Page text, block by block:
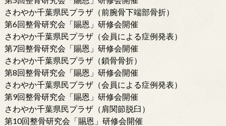
さわやか千葉県民プラザ（前腕骨下端部骨折）
第6回整骨研究会「賜恩」研修会開催
さわやか千葉県民プラザ（会員による症例発表）
第7回整骨研究会「賜恩」研修会開催
さわやか千葉県民プラザ（鎖骨骨折）
第8回整骨研究会「賜恩」研修会開催
さわやか千葉県民プラザ（会員による症例発表）
第9回整骨研究会「賜恩」研修会開催
さわやか千葉県民プラザ（肩関節脱臼）
第10回整骨研究会「賜恩」研修会開催